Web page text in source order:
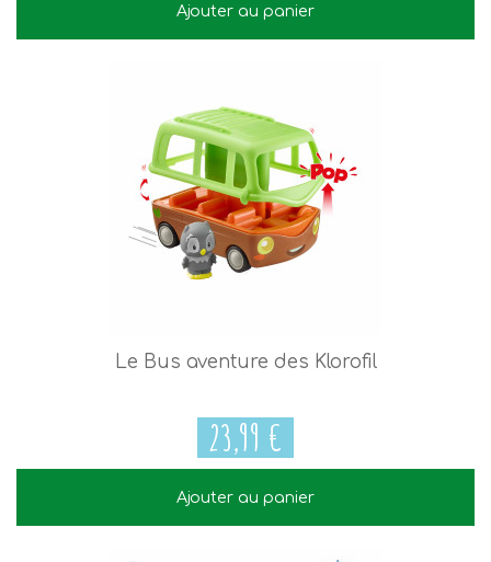
39,90 €
Ajouter au panier
Le Bus aventure des Klorofil
23,99 €
Ajouter au panier